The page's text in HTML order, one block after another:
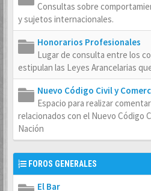
Consultas sobre
y sujetos internacionales.
Honorarios Profesionales
Lugar de consulta entre los
estipulan las Leyes Arancelarias
Nuevo Código Civil y
Espacio para realizar
relacionados con el Nuevo Código
Nación
FOROS GENERALES
El Bar